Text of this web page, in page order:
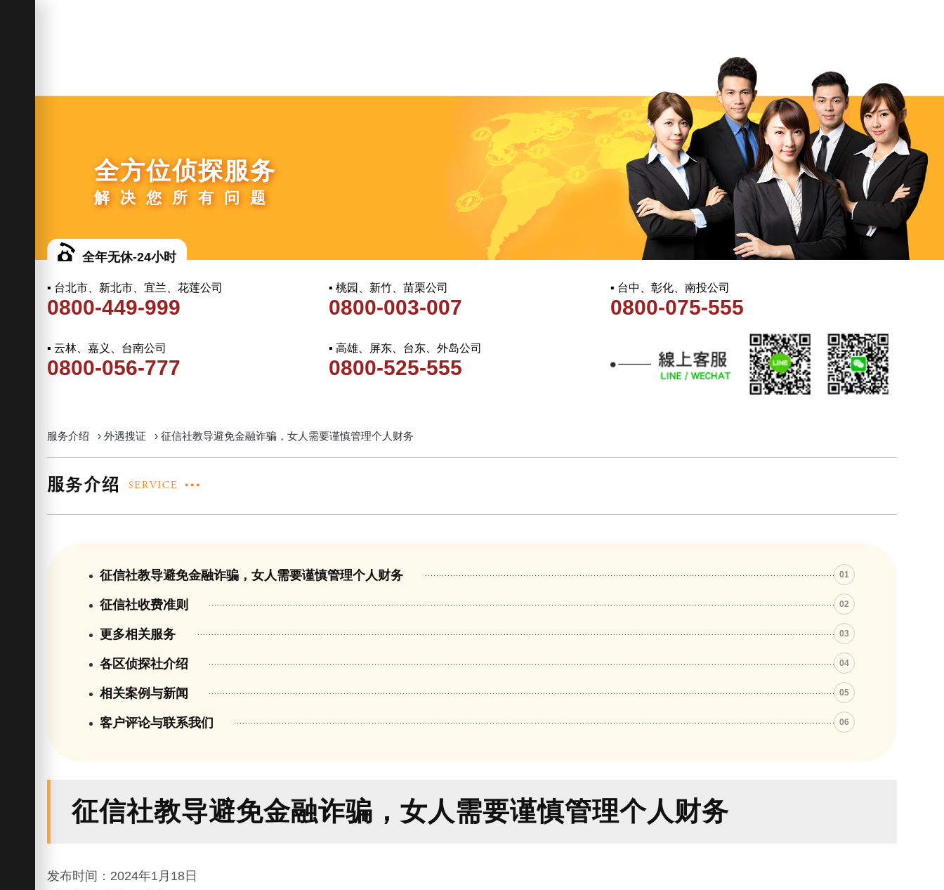
全方位侦探服务
解决您所有问题
全年无休-24小时
▪ 台北市、新北市、宜兰、花莲公司
0800-449-999
▪ 桃园、新竹、苗栗公司
0800-003-007
▪ 台中、彰化、南投公司
0800-075-555
▪ 云林、嘉义、台南公司
0800-056-777
▪ 高雄、屏东、台东、外岛公司
0800-525-555
服务介绍 › 外遇搜证 › 征信社教导避免金融诈骗，女人需要谨慎管理个人财务
征信社教导避免金融诈骗，女人需要谨慎管理个人财务 01
征信社收费准则 02
更多相关服务 03
各区侦探社介绍 04
相关案例与新闻 05
客户评论与联系我们 06
征信社教导避免金融诈骗，女人需要谨慎管理个人财务
发布时间：2024年1月18日